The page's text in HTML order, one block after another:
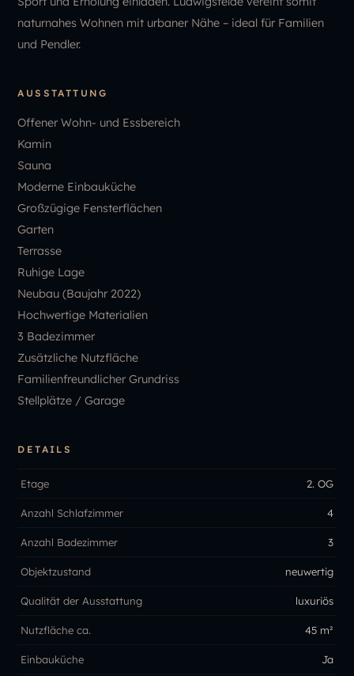
naturnahes Wohnen mit urbaner Nähe – ideal für Familien
und Pendler.
AUSSTATTUNG
Offener Wohn- und Essbereich
Kamin
Sauna
Moderne Einbauküche
Großzügige Fensterflächen
Garten
Terrasse
Ruhige Lage
Neubau (Baujahr 2022)
Hochwertige Materialien
3 Badezimmer
Zusätzliche Nutzfläche
Familienfreundlicher Grundriss
Stellplätze / Garage
DETAILS
Etage 2. OG
Anzahl Schlafzimmer 4
Anzahl Badezimmer 3
Objektzustand neuwertig
Qualität der Ausstattung luxuriös
Nutzfläche ca. 45 m²
Einbauküche Ja